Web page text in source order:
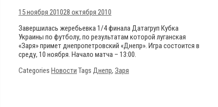
15 ноября 201028 октября 2010
Завершилась жеребьевка 1/4 финала Датагруп Кубка
Украины по футболу, по результатам которой луганская
«Заря» примет днепропетровский «Днепр». Игра состоится в
среду, 10 ноября. Начало матча – 13:00.
Categories Новости Tags Днепр, Заря